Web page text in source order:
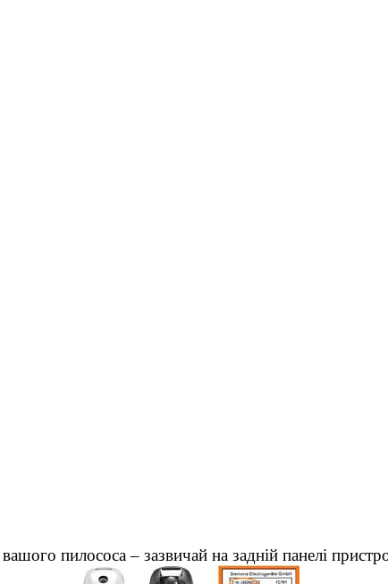
пилососа – зазвичай на задній панелі